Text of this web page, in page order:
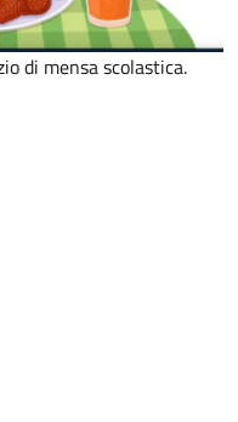
di mensa scolastica.